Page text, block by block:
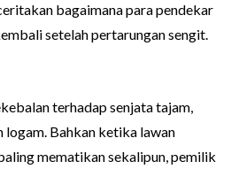
bagaimana para pendekar
setelah pertarungan sengit.
terhadap senjata tajam,
logam. Bahkan ketika lawan
mematikan sekalipun, pemilik